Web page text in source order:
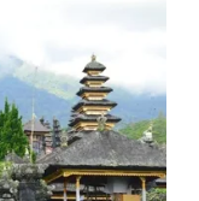
起灌木叢火災，
頓並沒有在開玩
經過數月測量與
。新生的樹葉非
灰燼則為土壤補
生野火的機率不
意放火，而是經